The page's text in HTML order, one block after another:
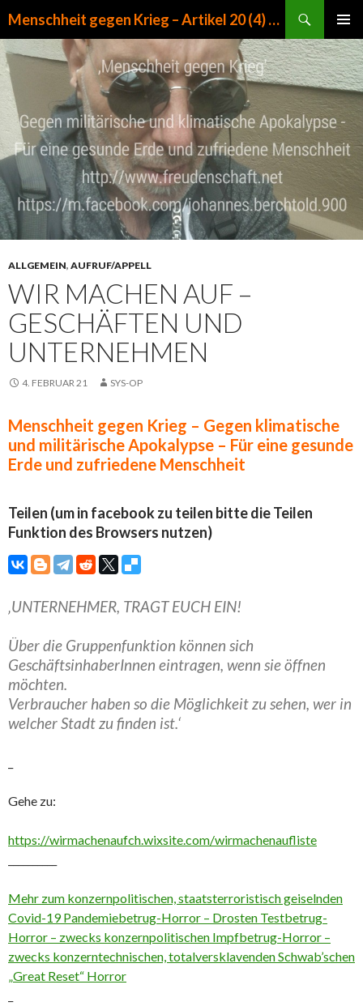
Menschheit gegen Krieg – Artikel 20 (4) GG
MENÜ
ALLGEMEIN, AUFRUF/APPELL
WIR MACHEN AUF –
GESCHÄFTEN UND
UNTERNEHMEN
4. FEBRUAR 21 SYS-OP
Menschheit gegen Krieg – Gegen klimatische
und militärische Apokalypse – Für eine gesunde
Erde und zufriedene Menschheit
Teilen (um in facebook zu teilen bitte die Teilen
Funktion des Browsers nutzen)
‚UNTERNEHMER, TRAGT EUCH EIN!
Über die Gruppenfunktion können sich
GeschäftsinhaberInnen eintragen, wenn sie öffnen
möchten.
Verbraucher haben so die Möglichkeit zu sehen, wer in
welcher Stadt zu finden ist.‘
Gehe zu:
https://wirmachenaufch.wixsite.com/wirmachenaufliste
Mehr zum konzernpolitischen, staatsterroristisch geiselnden
Covid-19 Pandemiebetrug-Horror – Drosten Testbetrug-
Horror – zwecks konzernpolitischen Impfbetrug-Horror –
zwecks konzerntechnischen, totalversklavenden Schwab’schen
„Great Reset“ Horror